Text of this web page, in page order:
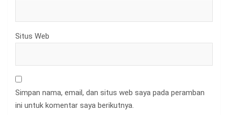
Situs Web
Simpan nama, email, dan situs web saya pada peramban
ini untuk komentar saya berikutnya.